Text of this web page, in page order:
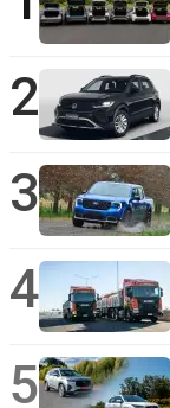
2
3
4
5